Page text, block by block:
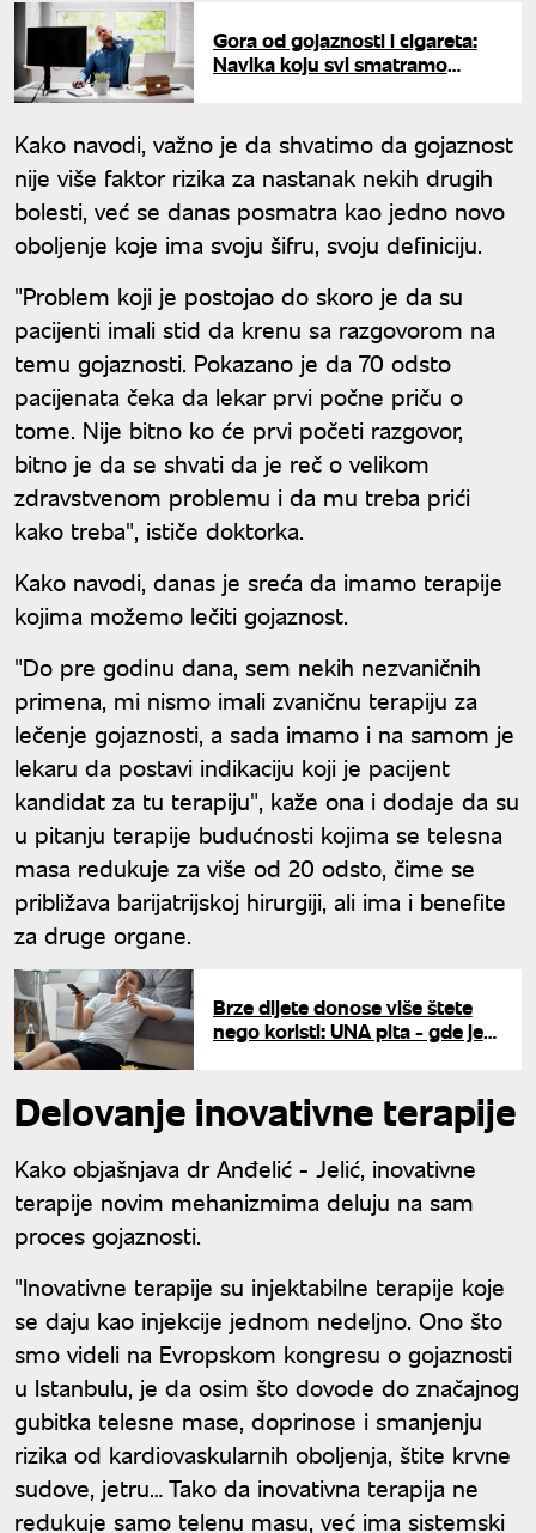
Gora od gojaznosti i cigareta:
Navika koju svi smatramo
Kako navodi, važno je da shvatimo da gojaznost
nije više faktor rizika za nastanak nekih drugih
bolesti, već se danas posmatra kao jedno novo
oboljenje koje ima svoju šifru, svoju definiciju.
"Problem koji je postojao do skoro je da su
pacijenti imali stid da krenu sa razgovorom na
temu gojaznosti. Pokazano je da 70 odsto
pacijenata čeka da lekar prvi počne priču o
tome. Nije bitno ko će prvi početi razgovor,
bitno je da se shvati da je reč o velikom
zdravstvenom problemu i da mu treba prići
kako treba", ističe doktorka.
Kako navodi, danas je sreća da imamo terapije
kojima možemo lečiti gojaznost.
"Do pre godinu dana, sem nekih nezvaničnih
primena, mi nismo imali zvaničnu terapiju za
lečenje gojaznosti, a sada imamo i na samom je
lekaru da postavi indikaciju koji je pacijent
kandidat za tu terapiju", kaže ona i dodaje da su
u pitanju terapije budućnosti kojima se telesna
masa redukuje za više od 20 odsto, čime se
približava barijatrijskoj hirurgiji, ali ima i benefite
za druge organe.
Brze dijete donose više štete
nego koristi: UNA pita - gde je
Delovanje inovativne terapije
Kako objašnjava dr Anđelić - Jelić, inovativne
terapije novim mehanizmima deluju na sam
proces gojaznosti.
"Inovativne terapije su injektabilne terapije koje
se daju kao injekcije jednom nedeljno. Ono što
smo videli na Evropskom kongresu o gojaznosti
u Istanbulu, je da osim što dovode do značajnog
gubitka telesne mase, doprinose i smanjenju
rizika od kardiovaskularnih oboljenja, štite krvne
sudove, jetru… Tako da inovativna terapija ne
redukuje samo telenu masu, već ima sistemski